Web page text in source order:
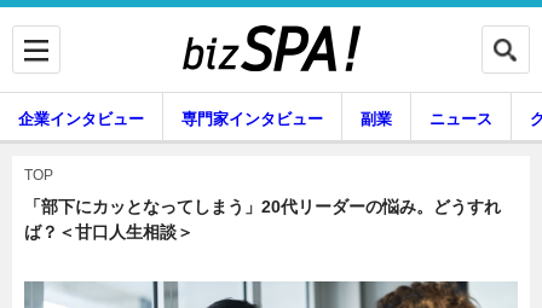
企業インタビュー 専門家インタビュー
企業インタビュー 専門家インタビュー 副業 ニュース
暮らし
TOP
「部下にカッとなってしまう」20代リーダーの悩み。どうすれ
ば？＜甘口人生相談＞